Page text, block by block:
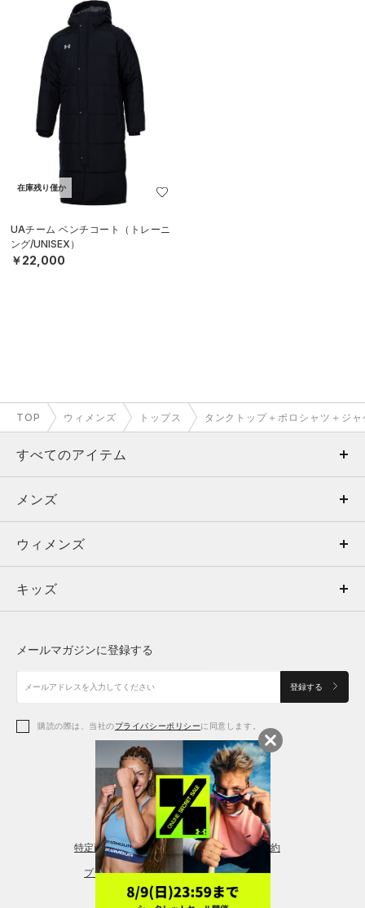
在庫残り僅か
UAチーム ベンチコート（トレーニ
ング/UNISEX）
￥22,000
TOP ウィメンズ トップス タンクトップ＋ポロシャツ＋ジ
すべてのアイテム
メンズ
ウィメンズ
キッズ
アクセサリー
メンズ
トップス
ボトムス
アクセサリー
ウィメンズ
トップス
シューズ
アクセサリー
レギンス＆タイツ
キッズ
シューズ
メールマガジンに登録する
登録する
購読の際は、当社のプライバシーポリシーに同意します。
特定商取引法に基づく通販の表記 会員規約
プライバシーポリシー